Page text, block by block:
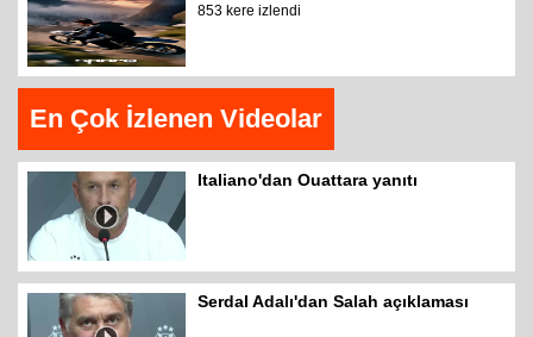
853 kere izlendi
En Çok İzlenen Videolar
Italiano'dan Ouattara yanıtı
Serdal Adalı'dan Salah açıklaması